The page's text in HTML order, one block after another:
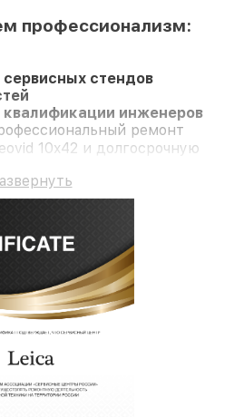
профессионализм:
стендов
инженеров
ремонт
10x42 и долгосрочную